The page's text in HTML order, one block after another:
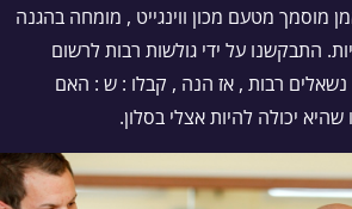
שחורה דאן 7 , מאמן מוסמך מטעם מכון ווינגייט , מומחה בהגנה
התבקשנו על ידי גולשות רבות לרשום
רבות , אז הנה , קבלו : ש : האם
יכולה להיות אצלי בסלון.